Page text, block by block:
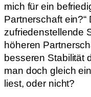
mich für ein
Partnerschaft ein?“
zufriedenstellende
höheren
besseren Stabilität
man doch gleich
liest, oder nicht?